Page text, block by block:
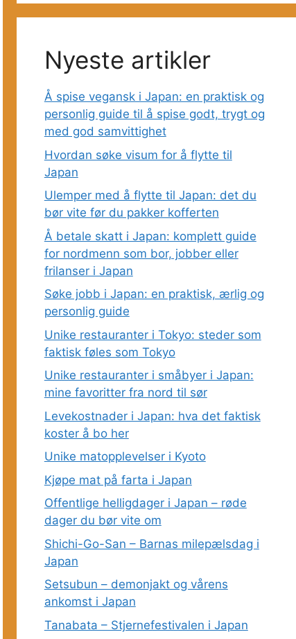
Nyeste artikler
Å spise vegansk i Japan: en praktisk og
personlig guide til å spise godt, trygt og
med god samvittighet
Hvordan søke visum for å flytte til
Japan
Ulemper med å flytte til Japan: det du
bør vite før du pakker kofferten
Å betale skatt i Japan: komplett guide
for nordmenn som bor, jobber eller
frilans­er i Japan
Søke jobb i Japan: en praktisk, ærlig og
personlig guide
Unike restauranter i Tokyo: steder som
faktisk føles som Tokyo
Unike restauranter i småbyer i Japan:
mine favoritter fra nord til sør
Levekostnader i Japan: hva det faktisk
koster å bo her
Unike matopplevelser i Kyoto
Kjøpe mat på farta i Japan
Offentlige helligdager i Japan – røde
dager du bør vite om
Shichi-Go-San – Barnas milepælsdag i
Japan
Setsubun – demonjakt og vårens
ankomst i Japan
Tanabata – Stjernefestivalen i Japan